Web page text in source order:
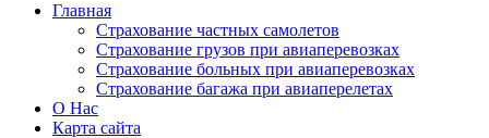
Главная
Страхование частных самолетов
Страхование грузов при авиаперевозках
Страхование больных при авиаперевозках
Страхование багажа при авиаперелетах
О Нас
Карта сайта